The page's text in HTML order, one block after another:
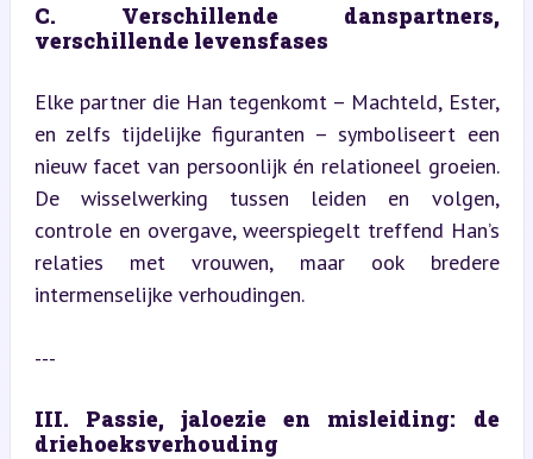
C. Verschillende danspartners,
verschillende levensfases
Elke partner die Han tegenkomt – Machteld, Ester,
en zelfs tijdelijke figuranten – symboliseert een
nieuw facet van persoonlijk én relationeel groeien.
De wisselwerking tussen leiden en volgen,
controle en overgave, weerspiegelt treffend Han’s
relaties met vrouwen, maar ook bredere
intermenselijke verhoudingen.
---
III. Passie, jaloezie en misleiding: de
driehoeksverhouding